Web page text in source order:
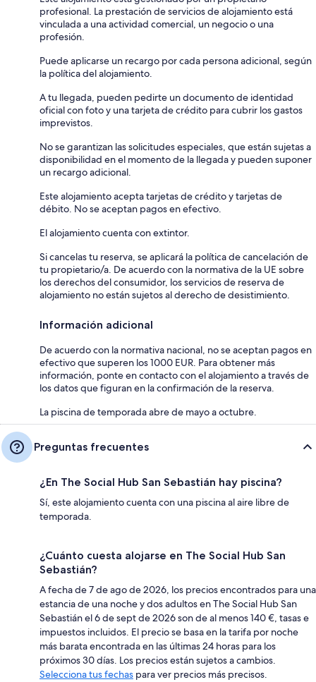
profesional. La prestación de servicios de alojamiento está
vinculada a una actividad comercial, un negocio o una
profesión.
Puede aplicarse un recargo por cada persona adicional, según
la política del alojamiento.
A tu llegada, pueden pedirte un documento de identidad
oficial con foto y una tarjeta de crédito para cubrir los gastos
imprevistos.
No se garantizan las solicitudes especiales, que están sujetas a
disponibilidad en el momento de la llegada y pueden suponer
un recargo adicional.
Este alojamiento acepta tarjetas de crédito y tarjetas de
débito. No se aceptan pagos en efectivo.
El alojamiento cuenta con extintor.
Si cancelas tu reserva, se aplicará la política de cancelación de
tu propietario/a. De acuerdo con la normativa de la UE sobre
los derechos del consumidor, los servicios de reserva de
alojamiento no están sujetos al derecho de desistimiento.
Información adicional
De acuerdo con la normativa nacional, no se aceptan pagos en
efectivo que superen los 1000 EUR. Para obtener más
información, ponte en contacto con el alojamiento a través de
los datos que figuran en la confirmación de la reserva.
La piscina de temporada abre de mayo a octubre.
Preguntas frecuentes
¿En The Social Hub San Sebastián hay piscina?
Sí, este alojamiento cuenta con una piscina al aire libre de
temporada.
¿Cuánto cuesta alojarse en The Social Hub San
Sebastián?
A fecha de 7 de ago de 2026, los precios encontrados para una
estancia de una noche y dos adultos en The Social Hub San
Sebastián el 6 de sept de 2026 son de al menos 140 €, tasas e
impuestos incluidos. El precio se basa en la tarifa por noche
más barata encontrada en las últimas 24 horas para los
próximos 30 días. Los precios están sujetos a cambios.
Selecciona tus fechas para ver precios más precisos.